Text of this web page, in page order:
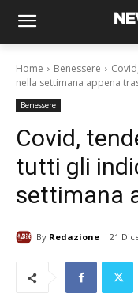
Home Benessere
nella settimana appena
Benessere
Covid,
tutti gli
settimana
By Redazione 21